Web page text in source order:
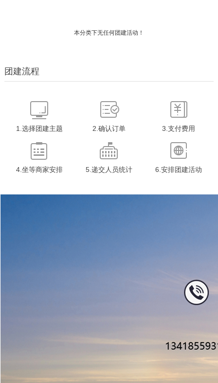
本分类下无任何团建活动！
团建流程
1.选择团建主题 2.确认订单 3.支付费用
4.坐等商家安排 5.递交人员统计 6.安排团建活动